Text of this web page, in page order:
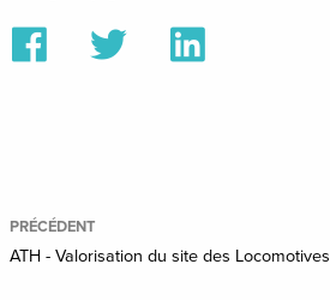
Partager
sur
Partager
sur
Partager
sur
PRÉCÉDENT
ATH - Valorisation du site des Locomotives